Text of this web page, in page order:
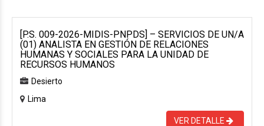
[P.S. 009-2026-MIDIS-PNPDS] – SERVICIOS DE UN/A
(01) ANALISTA EN GESTIÓN DE RELACIONES
HUMANAS Y SOCIALES PARA LA UNIDAD DE
RECURSOS HUMANOS
Desierto
Lima
VER DETALLE